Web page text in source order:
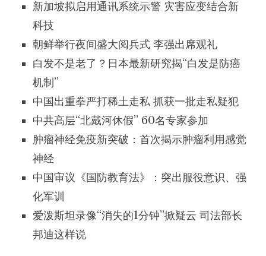
新加坡拟启用通讯系统示警 灾害应变结合新
科技
朝鲜举行夜间盛大阅兵式 李强出席观礼
白发不是老了？日本最新研究揭“白发是防癌
机制”
中国出重拳严打稀土走私 抓获一批走私疑犯
中共高层“北戴河休假” 60名专家参加
肿瘤神经免疫新突破：首次揭示肿瘤利用感觉
神经
中国审议《国防教育法》：突出服役意识、强
化军训
爱泼斯坦录像“消失的1分钟”掀疑云 司法部长
邦迪这样说